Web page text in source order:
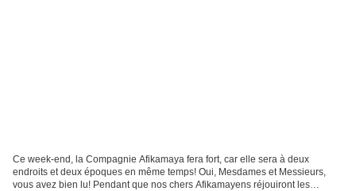
Ce week-end, la Compagnie Afikamaya fera fort, car elle sera à deux
endroits et deux époques en même temps! Oui, Mesdames et Messieurs,
vous avez bien lu! Pendant que nos chers Afikamayens réjouiront les